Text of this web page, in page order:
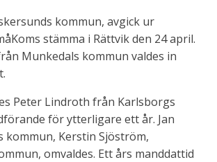
kommun, avgick ur
stämma i Rättvik den 24 april.
Munkedals kommun valdes in
Peter Lindroth från Karlsborgs
för ytterligare ett år. Jan
kommun, Kerstin Sjöström,
omvaldes. Ett års manddattid